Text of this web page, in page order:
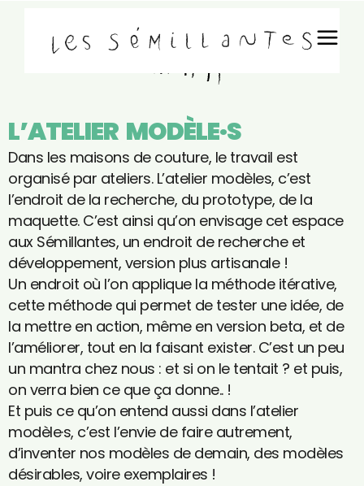
L’ATELIER MODÈLE·S
Dans les maisons de couture, le travail est
organisé par ateliers. L’atelier modèles, c’est
l’endroit de la recherche, du prototype, de la
maquette. C’est ainsi qu’on envisage cet espace
aux Sémillantes, un endroit de recherche et
développement, version plus artisanale !
Un endroit où l’on applique la méthode itérative,
cette méthode qui permet de tester une idée, de
la mettre en action, même en version beta, et de
l’améliorer, tout en la faisant exister. C’est un peu
un mantra chez nous : et si on le tentait ? et puis,
on verra bien ce que ça donne.. !
Et puis ce qu’on entend aussi dans l’atelier
modèle·s, c’est l’envie de faire autrement,
d’inventer nos modèles de demain, des modèles
désirables, voire exemplaires !